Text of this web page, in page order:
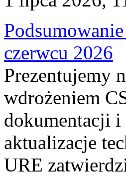
czerwcu 2026
Prezentujemy
wdrożeniem
dokumentacji
aktualizacje
URE